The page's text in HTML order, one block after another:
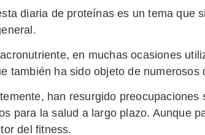
diaria de proteínas es un tema que
en muchas ocasiones
también ha sido objeto de numerosos
han resurgido
para la salud a largo plazo. Aunque
del fitness.